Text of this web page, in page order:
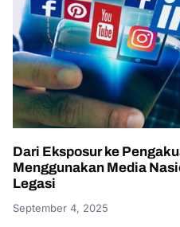
Dari Eksposur ke
Menggunakan Media
Legasi
September 4, 2025